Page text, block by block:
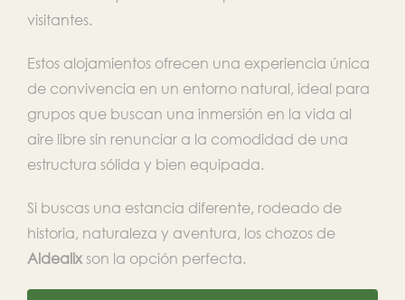
visitantes.
Estos alojamientos ofrecen una experiencia única
de convivencia en un entorno natural, ideal para
grupos que buscan una inmersión en la vida al
aire libre sin renunciar a la comodidad de una
estructura sólida y bien equipada.
Si buscas una estancia diferente, rodeado de
historia, naturaleza y aventura, los chozos de
Aldealixson la opción perfecta.